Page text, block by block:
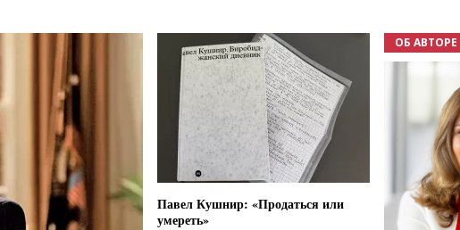
Павел Кушнир: «Продаться или
умереть»
ОБ АВТОРЕ